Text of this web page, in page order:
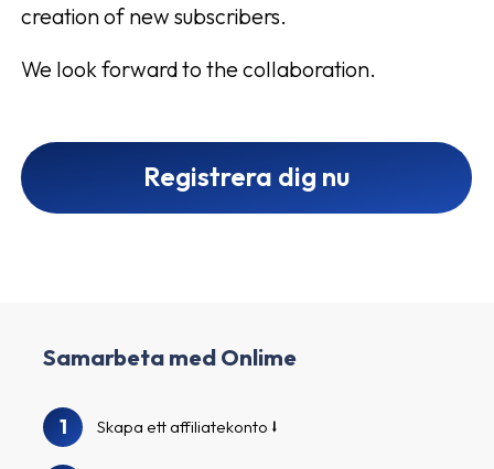
creation of new subscribers.
We look forward to the collaboration.
Registrera dig nu
Samarbeta med Onlime
1 Skapa ett affiliatekonto